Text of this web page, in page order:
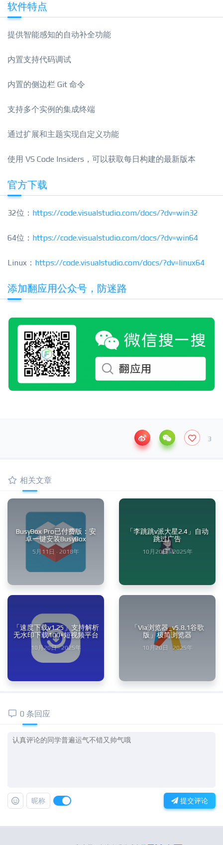
软件特点
提供智能感知的自动补全功能
内置支持代码调试
内置的侧边栏 Git 命令
支持多个实例的集成终端
通过扩展和主题实现自定义功能
使用 VS Code Insiders，可以获取每日构建的最新版本
官方下载
32位： https://code.visualstudio.com/docs/?dv=win32
64位： https://code.visualstudio.com/docs/?dv=win64
Linux： https://code.visualstudio.com/docs/?dv=linux64
添加翻应用公众号，防迷路
3
相关文章
BusyBox Pro已付费版：安
卓一键安装BusyBox
5月11日 · 2018年
「李跳跳v派大星2.4」自动
跳过广告
10月20日 · 2025年
「速度下载v1.25」支持解析
无水印下载100+短视频平台
10月20日 · 2025年
「Via浏览器_v5.8.1谷歌
版」极简浏览器
10月20日 · 2025年
0 条回应
昵称 提交评论